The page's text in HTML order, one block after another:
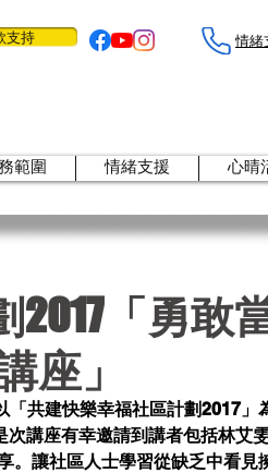
支持 情緒
範圍 情緒支援 心晴
2017「勇敢
座」
「共建快樂幸福社區計劃2017」
講座有幸邀請到講者包括林艾
。讓社區人士學習從缺乏中看見